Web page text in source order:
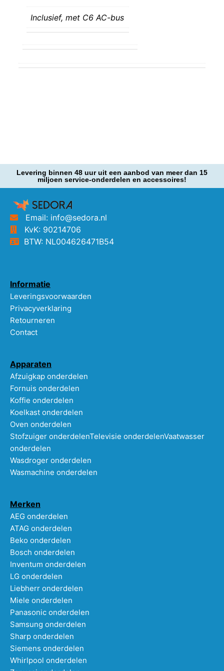
Inclusief, met C6 AC-bus
Levering binnen 48 uur uit een aanbod van meer dan 15
miljoen service-onderdelen en accessoires!
Email: info@sedora.nl
KvK: 90214706
BTW: NL004626471B54
Informatie
Leveringsvoorwaarden
Privacyverklaring
Retourneren
Contact
Apparaten
Afzuigkap onderdelen
Fornuis onderdelen
Koffie onderdelen
Koelkast onderdelen
Oven onderdelen
Stofzuiger onderdelenTelevisie onderdelenVaatwasser
onderdelen
Wasdroger onderdelen
Wasmachine onderdelen
Merken
AEG onderdelen
ATAG onderdelen
Beko onderdelen
Bosch onderdelen
Inventum onderdelen
LG onderdelen
Liebherr onderdelen
Miele onderdelen
Panasonic onderdelen
Samsung onderdelen
Sharp onderdelen
Siemens onderdelen
Whirlpool onderdelen